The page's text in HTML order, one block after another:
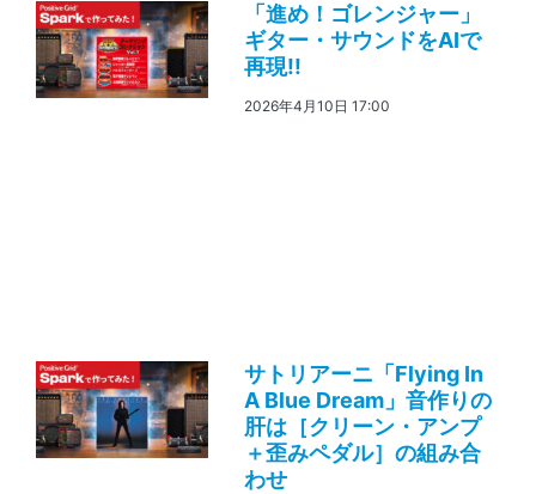
「進め！ゴレンジャー」
ギター・サウンドをAIで
再現!!
2026年4月10日 17:00
サトリアーニ「Flying In
A Blue Dream」音作りの
肝は［クリーン・アンプ
＋歪みペダル］の組み合
わせ